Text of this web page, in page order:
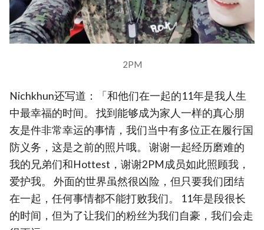
2PM
Nichkhun还写道：「和他们在一起的11年是我人生
中最幸福的时间。 找到能够成为家人一样的真心朋
友是件非常幸运的事情，我们当中有多位正在履行国
防义务，这是之前的照片哦。 谢谢一起经历磨难的
我的兄弟们和Hottest，谢谢2PM成员如此照顾我，
爱护我。 外面的世界虽然很凶险，但只要我们团结
在一起，任何事情都不能打败我们。 11年是段很长
的时间，但为了让我们的粉丝为我们自豪，我们会走